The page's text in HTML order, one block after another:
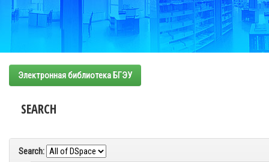
Электронная библиотека БГЭУ
SEARCH
Search: